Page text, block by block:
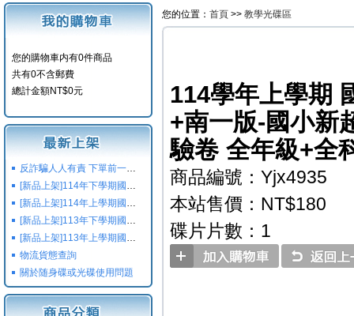
您的購物車内有0件商品
共有0不含郵費
總計金額NT$0元
反詐騙人人有責 下單前一定要注意
[新品上架]114年下學期國小國中高中命題光碟,校用卷,習作
[新品上架]114年上學期國小國中高中命題光碟,校用卷,習作
[新品上架]113年下學期國小國中高中命題光碟,校用卷,習作
[新品上架]113年上學期國小國中高中命題光碟,校用卷,習作
物流貨態查詢
關於随身碟或光碟使用問題
您的位置： 首頁 >> 教學光碟區
114學年上學期
+南一版-國小新
驗卷 全年級+全
商品編號：Yjx4935
本站售價：NT$180
碟片片數：1